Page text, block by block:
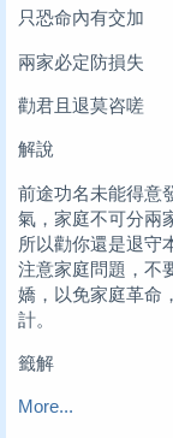
只恐命內有交加
兩家必定防損失
勸君且退莫咨嗟
解說
前途功名未能得意
氣，家庭不可分兩
所以勸你還是退守
注意家庭問題，不
嬌，以免家庭革命
計。
籤解
More...